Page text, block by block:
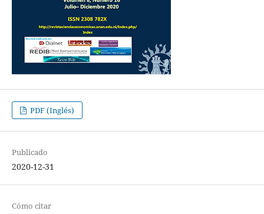
PDF (Inglés)
Publicado
2020-12-31
Cómo citar